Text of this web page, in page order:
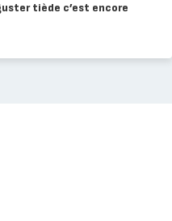
tiède c’est encore